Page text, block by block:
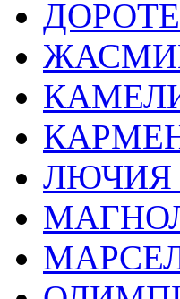
ЖАСМИН
КАРМЕН
ЛЮЧИЯ